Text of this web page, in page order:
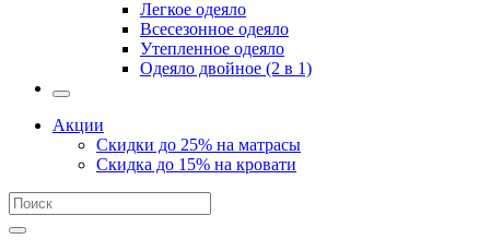
Легкое одеяло
Всесезонное одеяло
Утепленное одеяло
Одеяло двойное (2 в 1)
Акции
Скидки до 25% на матрасы
Скидка до 15% на кровати